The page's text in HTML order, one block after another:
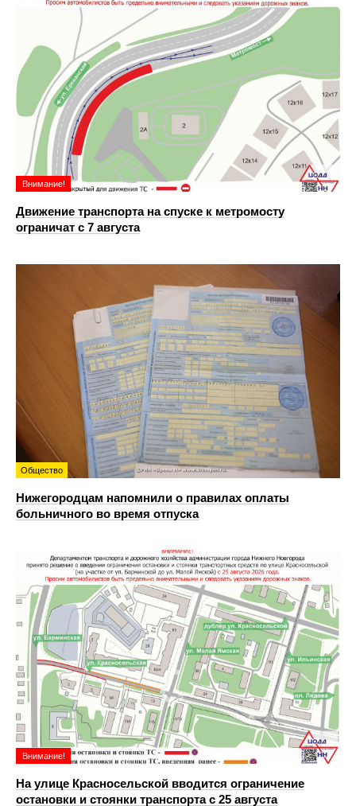
Внимание!
Движение транспорта на спуске к метромосту
ограничат с 7 августа
Общество
Нижегородцам напомнили о правилах оплаты
больничного во время отпуска
Внимание!
На улице Красносельской вводится ограничение
остановки и стоянки транспорта с 25 августа